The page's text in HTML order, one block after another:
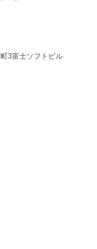
3富士ソフトビル